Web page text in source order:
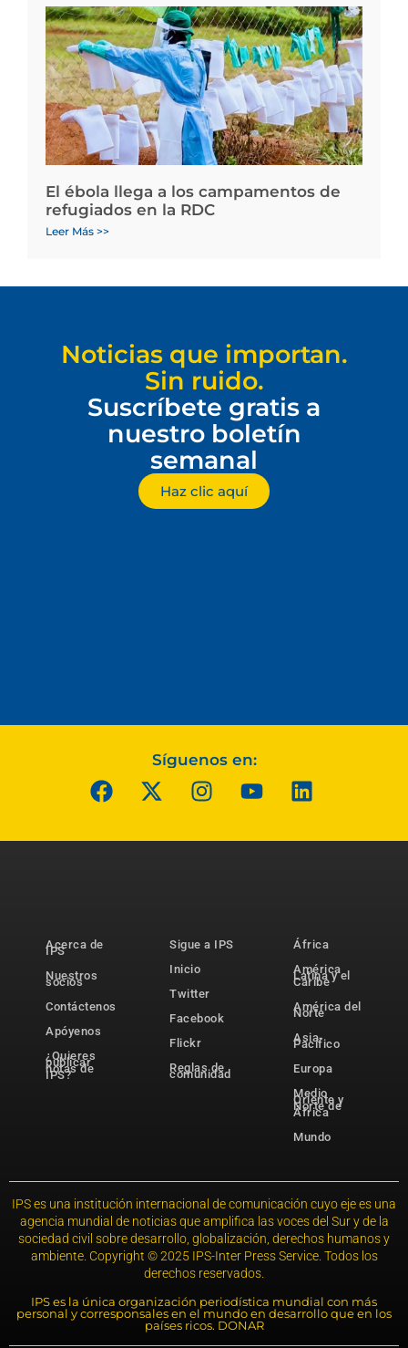
El ébola llega a los campamentos de
refugiados en la RDC
Leer Más >>
Noticias que importan.
Sin ruido.
Suscríbete gratis a
nuestro boletín
semanal
Haz clic aquí
Síguenos en:
Acerca de
IPS
Nuestros
socios
Contáctenos
Apóyenos
¿Quieres
publicar
notas de
IPS?
Sigue a IPS
Inicio
Twitter
Facebook
Flickr
Reglas de
comunidad
África
América
Latina y el
Caribe
América del
Norte
Asia-
Pacífico
Europa
Medio
Oriente y
Norte de
África
Mundo
IPS es una institución internacional de comunicación cuyo eje es una
agencia mundial de noticias que amplifica las voces del Sur y de la
sociedad civil sobre desarrollo, globalización, derechos humanos y
ambiente. Copyright © 2025 IPS-Inter Press Service. Todos los
derechos reservados.
IPS es la única organización periodística mundial con más
personal y corresponsales en el mundo en desarrollo que en los
países ricos. DONAR